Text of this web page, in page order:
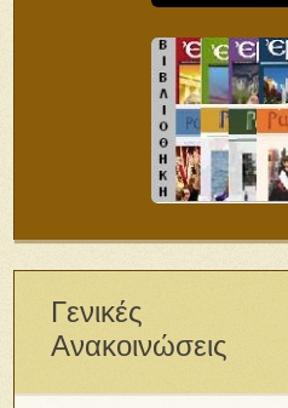
Γενικές
Ανακοινώσεις